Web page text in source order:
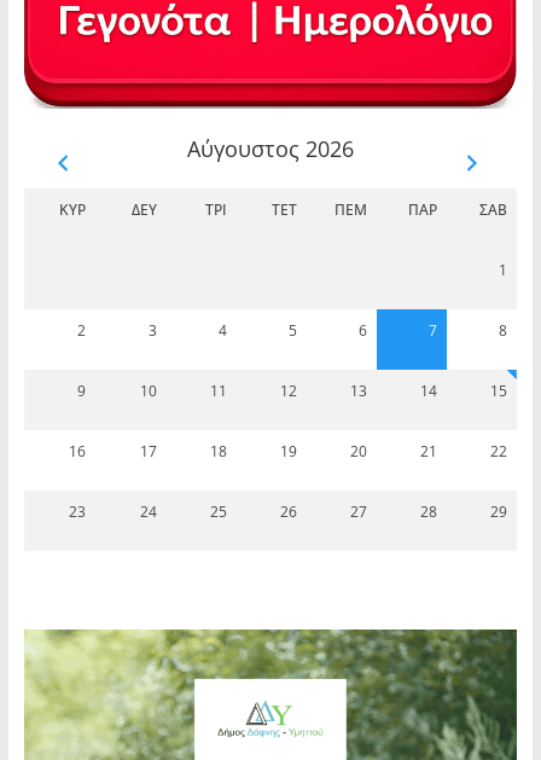
Αύγουστος 2026
ΚΥΡ ΔΕΥ ΤΡΊ ΤΕΤ ΠΈΜ ΠΑΡ ΣΆΒ
1
2 3 4 5 6 7 8
9 10 11 12 13 14 15
16 17 18 19 20 21 22
23 24 25 26 27 28 29